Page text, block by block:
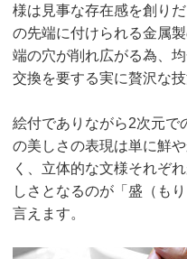
様は見事な存在感を創り
の先端に付けられる金属
端の穴が削れ広がる為、
交換を要する実に贅沢な技
絵付でありながら2次元で
の美しさの表現は単に鮮
く、立体的な文様それぞ
しさとなるのが「盛（も
言えます。